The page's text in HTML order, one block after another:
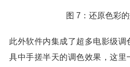
图 7：还原色彩
此外软件内集成了超多电影级调
具中手搓半天的调色效果，这里